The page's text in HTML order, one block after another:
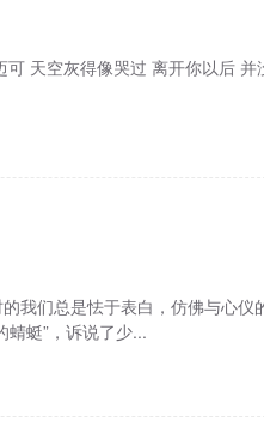
天空灰得像哭过 离开你以后 并
我们总是怯于表白，仿佛与心仪
蜻蜓”，诉说了少...